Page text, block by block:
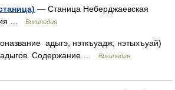
— Станица Неберджаевская
…
Википедия
адыгэ, нэткъуадж, нэтыхъуай)
адыгов. Содержание …
Википедия